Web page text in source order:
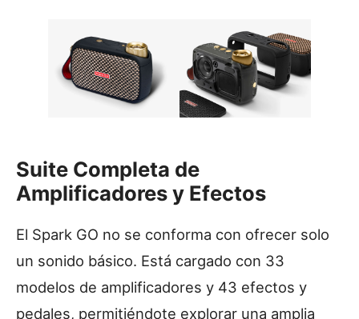
Suite Completa de
Amplificadores y Efectos
El Spark GO no se conforma con ofrecer solo
un sonido básico. Está cargado con 33
modelos de amplificadores y 43 efectos y
pedales, permitiéndote explorar una amplia